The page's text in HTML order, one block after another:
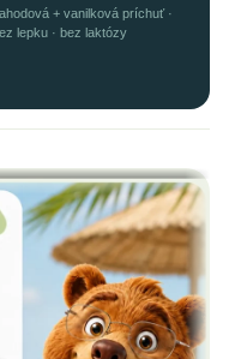
+ vanilková príchuť ·
lepku · bez laktózy